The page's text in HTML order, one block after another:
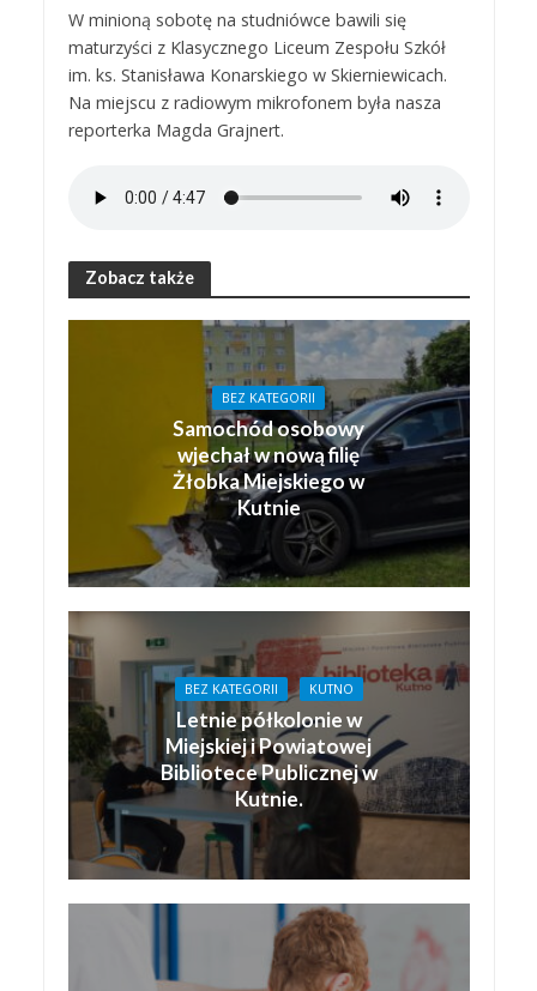
W minioną sobotę na studniówce bawili się
maturzyści z Klasycznego Liceum Zespołu Szkół
im. ks. Stanisława Konarskiego w Skierniewicach.
Na miejscu z radiowym mikrofonem była nasza
reporterka Magda Grajnert.
Zobacz także
BEZ KATEGORII
Samochód osobowy
wjechał w nową filię
Żłobka Miejskiego w
Kutnie
BEZ KATEGORII KUTNO
Letnie półkolonie w
Miejskiej i Powiatowej
Bibliotece Publicznej w
Kutnie.